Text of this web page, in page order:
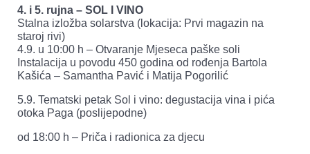
4. i 5. rujna – SOL I VINO
Stalna izložba solarstva (lokacija: Prvi magazin na
staroj rivi)
4.9. u 10:00 h – Otvaranje Mjeseca paške soli
Instalacija u povodu 450 godina od rođenja Bartola
Kašića – Samantha Pavić i Matija Pogorilić
5.9. Tematski petak Sol i vino: degustacija vina i pića
otoka Paga (poslijepodne)
od 18:00 h – Priča i radionica za djecu